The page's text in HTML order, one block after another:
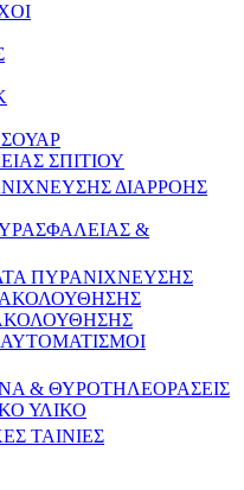
ΣΠΙΤΙΟΥ
ΔΙΑΡΡΟΗΣ
&
ΠΥΡΑΝΙΧΝΕΥΣΗΣ
& ΘΥΡΟΤΗΛΕΟΡΑΣΕΙΣ
ΥΛΙΚΟ
ΤΑΙΝΙΕΣ